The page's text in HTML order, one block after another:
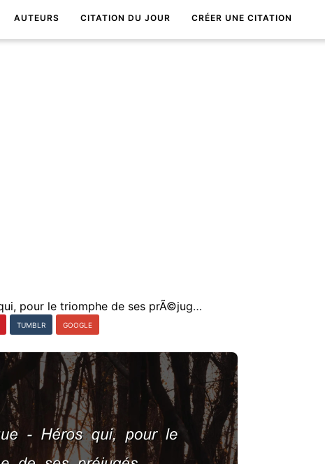
AUTEURS CITATION DU JOUR CRÉER UNE CITATION
Fanatique - HÃ©ros qui, pour le triomphe de ses prÃ©jugÃ©s, est prÃªt Ã faire le sacrifice de votre vie.
TUMBLR GOOGLE